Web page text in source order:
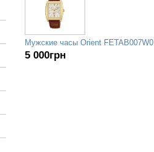
Мужские часы Orient FETAB007W0
5 000грн